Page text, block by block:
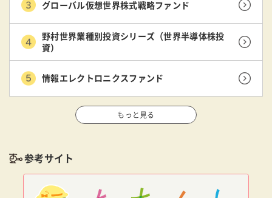
グローバル仮想世界株式戦略ファンド
野村世界業種別投資シリーズ（世界半導体株投
資）
情報エレクトロニクスファンド
もっと見る
参考サイト